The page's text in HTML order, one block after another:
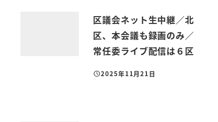
区議会ネット生中継／北
区、本会議も録画のみ／
常任委ライブ配信は６区
投稿日
2025年11月21日